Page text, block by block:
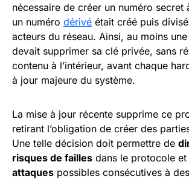
nécessaire de créer un numéro secret
un numéro dérivé était créé puis
acteurs du réseau. Ainsi, au moins
devait supprimer sa clé privée, sans
contenu à l’intérieur, avant chaque
à jour majeure du système.
La mise à jour récente supprime ce
retirant l’obligation de créer des
Une telle décision doit permettre de
risques de failles dans le protocole et
attaques possibles consécutives à